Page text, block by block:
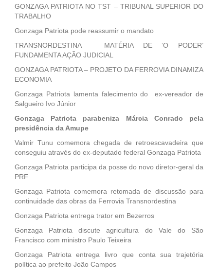
GONZAGA PATRIOTA NO TST – TRIBUNAL SUPERIOR DO
TRABALHO
Gonzaga Patriota pode reassumir o mandato
TRANSNORDESTINA – MATÉRIA DE ‘O PODER’
FUNDAMENTA AÇÃO JUDICIAL
GONZAGA PATRIOTA – PROJETO DA FERROVIA DINAMIZA
ECONOMIA
Gonzaga Patriota lamenta falecimento do ex-vereador de
Salgueiro Ivo Júnior
Gonzaga Patriota parabeniza Márcia Conrado pela
presidência da Amupe
Valmir Tunu comemora chegada de retroescavadeira que
conseguiu através do ex-deputado federal Gonzaga Patriota
Gonzaga Patriota participa da posse do novo diretor-geral da
PRF
Gonzaga Patriota comemora retomada de discussão para
continuidade das obras da Ferrovia Transnordestina
Gonzaga Patriota entrega trator em Bezerros
Gonzaga Patriota discute agricultura do Vale do São
Francisco com ministro Paulo Teixeira
Gonzaga Patriota entrega livro que conta sua trajetória
política ao prefeito João Campos